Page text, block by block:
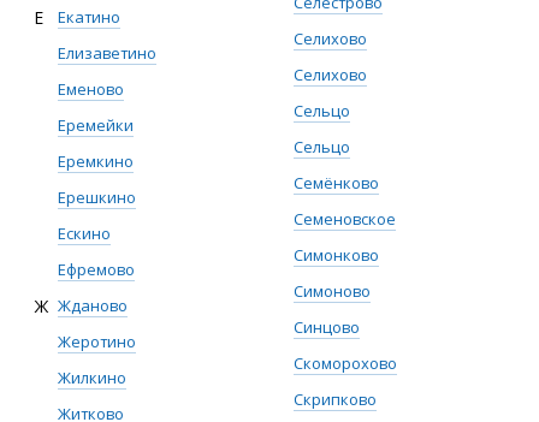
Е
Екатино
Елизаветино
Еменово
Еремейки
Еремкино
Ерешкино
Ескино
Ефремово
Ж Жданово
Жеротино
Жилкино
Житково
Селихово
Селихово
Сельцо
Сельцо
Семёнково
Семеновское
Симонково
Симоново
Синцово
Скоморохово
Скрипково